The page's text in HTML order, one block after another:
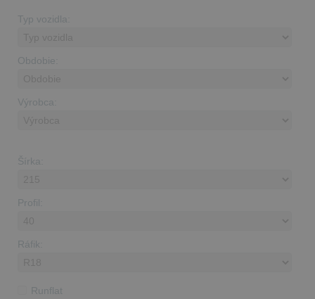
Typ vozidla:
Obdobie:
Výrobca:
Šírka:
Profil:
Ráfik:
Runflat